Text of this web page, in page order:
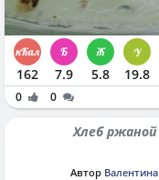
162 7.9 5.8 19.8
0 0
Хлеб ржаной
Автор Валентина